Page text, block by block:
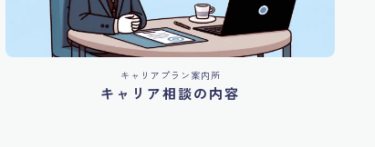
キャリアプラン案内所
キャリア相談の内容